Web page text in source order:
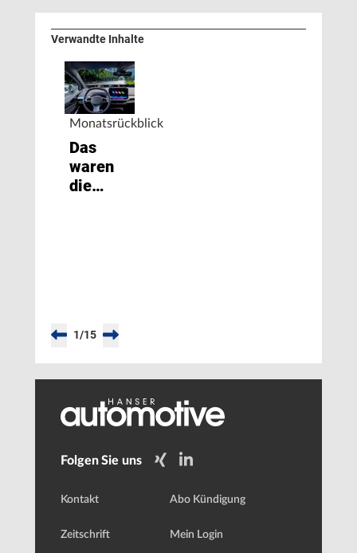
Verwandte Inhalte
Monatsrückblick
Das
waren
die
1/15
Folgen Sie uns
Kontakt
Zeitschrift
Abo Kündigung
Mein Login